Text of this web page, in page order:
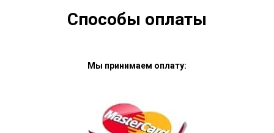
Способы оплаты
Мы принимаем оплату: